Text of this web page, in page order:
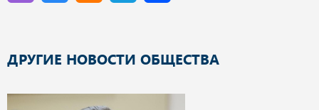
ДРУГИЕ НОВОСТИ ОБЩЕСТВА